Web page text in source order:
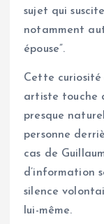
sujet qui
notamment
épouse”.
Cette curiosité
artiste touche
presque
personne
cas de
d’information
silence
lui-même.